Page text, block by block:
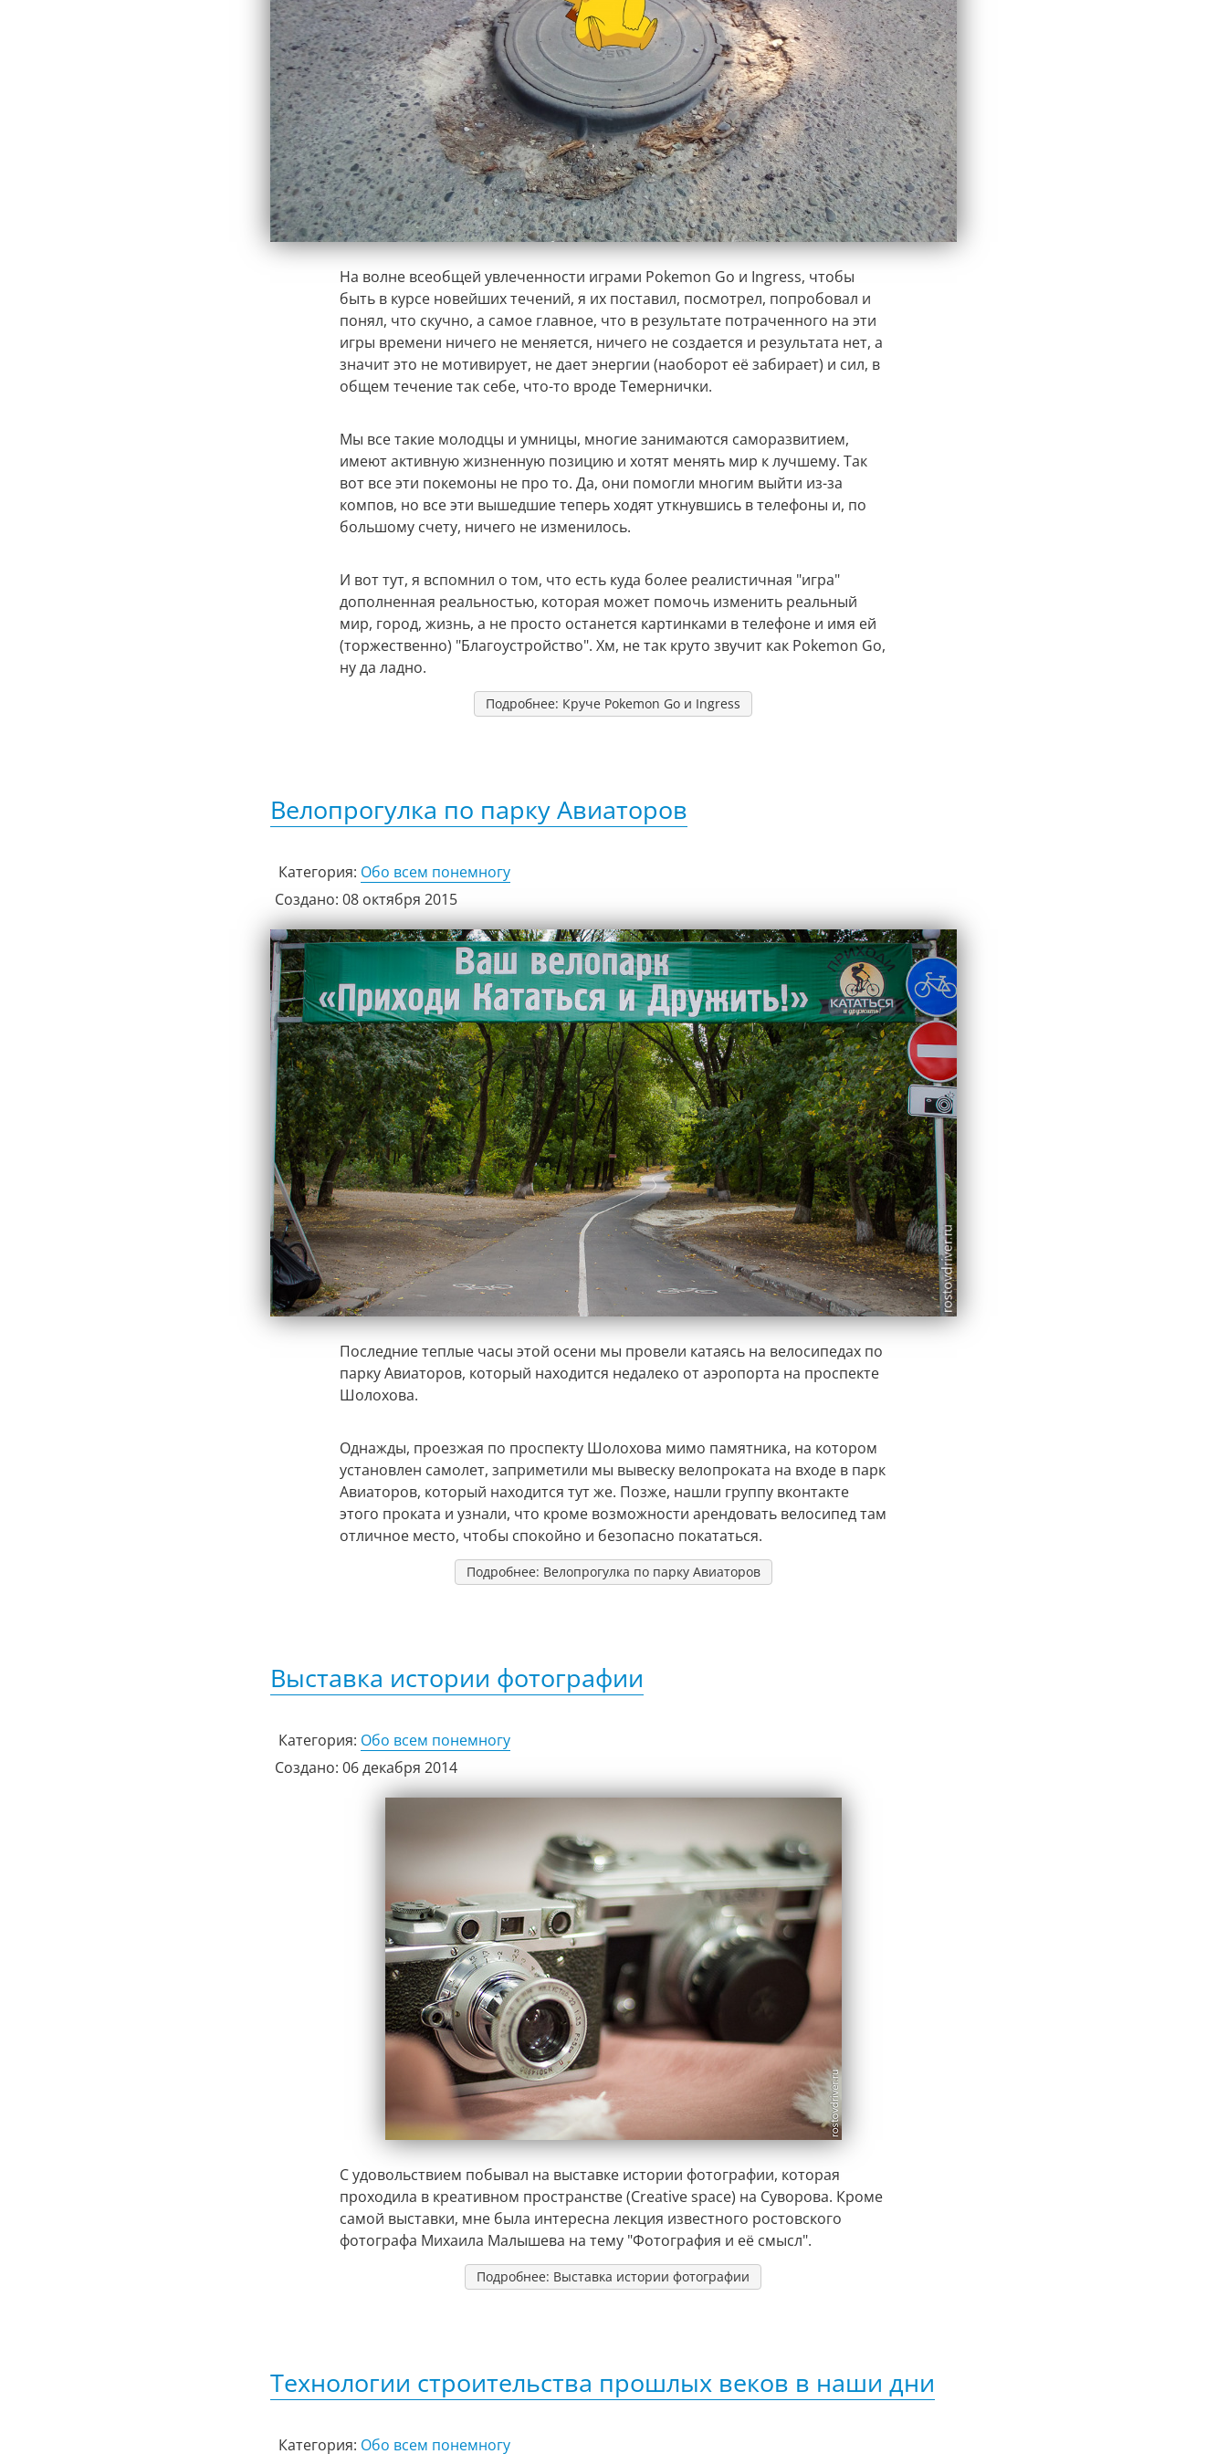
На волне всеобщей увлеченности играми Pokemon Go и Ingress, чтобы
быть в курсе новейших течений, я их поставил, посмотрел, попробовал и
понял, что скучно, а самое главное, что в результате потраченного на эти
игры времени ничего не меняется, ничего не создается и результата нет, а
значит это не мотивирует, не дает энергии (наоборот её забирает) и сил, в
общем течение так себе, что-то вроде Темернички.
Мы все такие молодцы и умницы, многие занимаются саморазвитием,
имеют активную жизненную позицию и хотят менять мир к лучшему. Так
вот все эти покемоны не про то. Да, они помогли многим выйти из-за
компов, но все эти вышедшие теперь ходят уткнувшись в телефоны и, по
большому счету, ничего не изменилось.
И вот тут, я вспомнил о том, что есть куда более реалистичная "игра"
дополненная реальностью, которая может помочь изменить реальный
мир, город, жизнь, а не просто останется картинками в телефоне и имя ей
(торжественно) "Благоустройство". Хм, не так круто звучит как Pokemon Go,
ну да ладно.
Подробнее: Круче Pokemon Go и Ingress
Велопрогулка по парку Авиаторов
Категория: Обо всем понемногу
Создано: 08 октября 2015
Последние теплые часы этой осени мы провели катаясь на велосипедах по
парку Авиаторов, который находится недалеко от аэропорта на проспекте
Шолохова.
Однажды, проезжая по проспекту Шолохова мимо памятника, на котором
установлен самолет, заприметили мы вывеску велопроката на входе в парк
Авиаторов, который находится тут же. Позже, нашли группу вконтакте
этого проката и узнали, что кроме возможности арендовать велосипед там
отличное место, чтобы спокойно и безопасно покататься.
Подробнее: Велопрогулка по парку Авиаторов
Выставка истории фотографии
Категория: Обо всем понемногу
Создано: 06 декабря 2014
С удовольствием побывал на выставке истории фотографии, которая
проходила в креативном пространстве (Creative space) на Суворова. Кроме
самой выставки, мне была интересна лекция известного ростовского
фотографа Михаила Малышева на тему "Фотография и её смысл".
Подробнее: Выставка истории фотографии
Технологии строительства прошлых веков в наши дни
Категория: Обо всем понемногу